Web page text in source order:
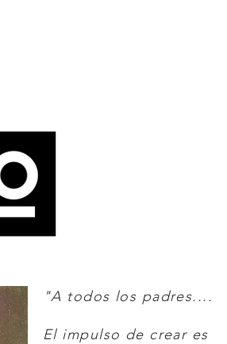
"A todos los padres....
El impulso de crear es